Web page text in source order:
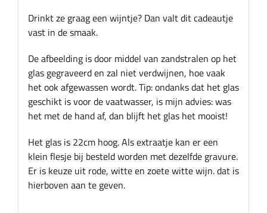
Drinkt ze graag een wijntje? Dan valt dit cadeautje
vast in de smaak.
De afbeelding is door middel van zandstralen op het
glas gegraveerd en zal niet verdwijnen, hoe vaak
het ook afgewassen wordt. Tip: ondanks dat het glas
geschikt is voor de vaatwasser, is mijn advies: was
het met de hand af, dan blijft het glas het mooist!
Het glas is 22cm hoog. Als extraatje kan er een
klein flesje bij besteld worden met dezelfde gravure.
Er is keuze uit rode, witte en zoete witte wijn. dat is
hierboven aan te geven.